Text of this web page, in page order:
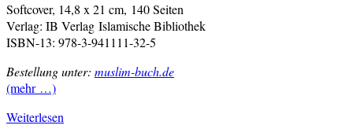
Softcover, 14,8 x 21 cm, 140 Seiten
Verlag: IB Verlag Islamische Bibliothek
ISBN-13: 978-3-941111-32-5
Bestellung unter: muslim-buch.de
(mehr …)
Weiterlesen